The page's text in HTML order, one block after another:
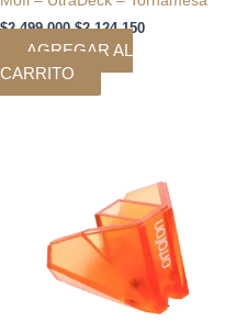
$2.499.000 $2.124.150
AGREGAR AL
CARRITO